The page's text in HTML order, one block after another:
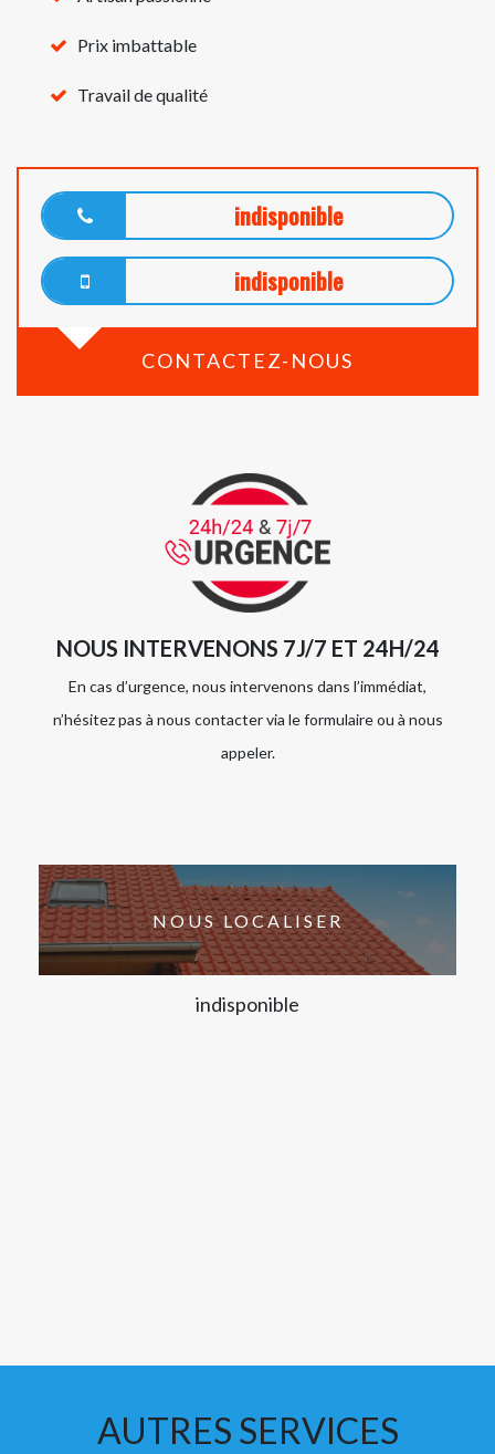
Prix imbattable
Travail de qualité
indisponible
indisponible
CONTACTEZ-NOUS
NOUS INTERVENONS 7J/7 ET 24H/24
En cas d’urgence, nous intervenons dans l’immédiat,
n’hésitez pas à nous contacter via le formulaire ou à nous
appeler.
NOUS LOCALISER
indisponible
AUTRES SERVICES